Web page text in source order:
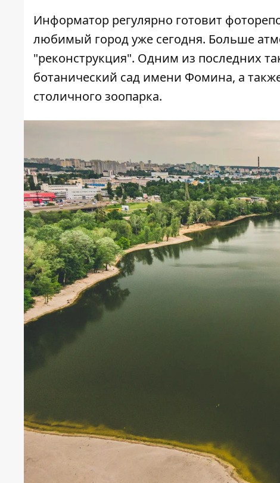
Информатор регулярно готовит
любимый город уже сегодня. Больше
"реконструкция". Одним из последних
ботанический сад имени Фомина, а
столичного зоопарка.